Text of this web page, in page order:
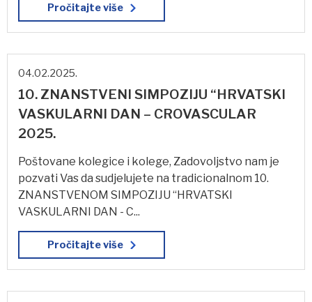
Pročitajte više
04.02.2025.
10. ZNANSTVENI SIMPOZIJU “HRVATSKI
VASKULARNI DAN – CROVASCULAR
2025.
Poštovane kolegice i kolege, Zadovoljstvo nam je
pozvati Vas da sudjelujete na tradicionalnom 10.
ZNANSTVENOM SIMPOZIJU “HRVATSKI
VASKULARNI DAN - C...
Pročitajte više